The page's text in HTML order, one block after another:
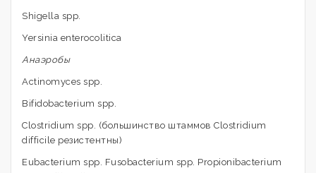
Shigella spp.
Yersinia enterocolitica
Анаэробы
Actinomyces spp.
Bifidobacterium spp.
Clostridium spp. (большинство штаммов Clostridium
difficile резистентны)
Eubacterium spp. Fusobacterium spp. Propionibacterium